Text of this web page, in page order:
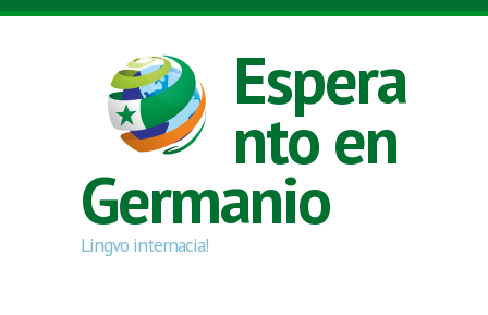
Skip to main content
Espera
nto en
Germanio
Lingvo internacia!